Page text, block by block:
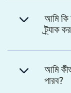
আমি কি
ট্র্যাক
আমি
পারব?